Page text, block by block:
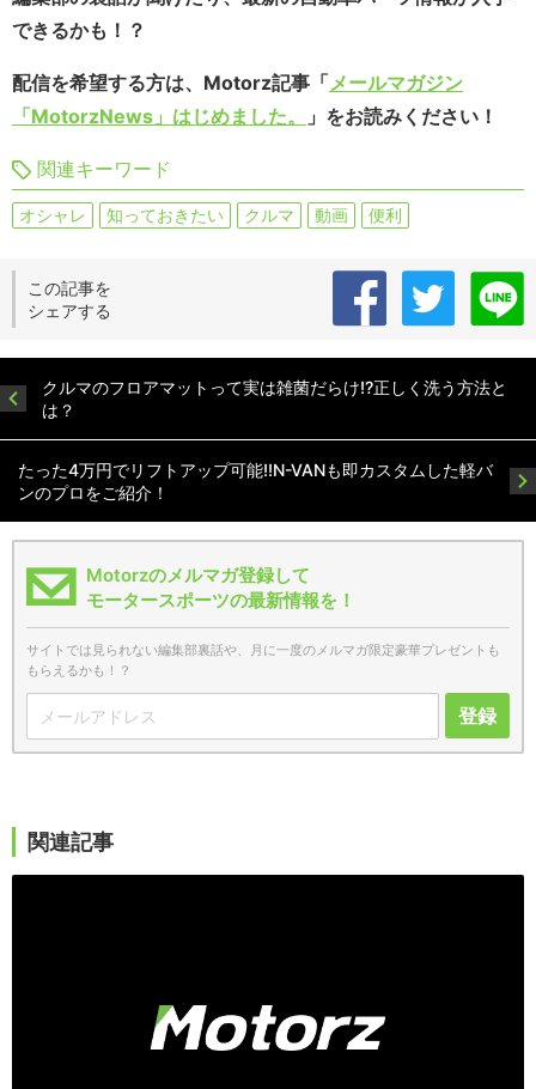
できるかも！？
配信を希望する方は、Motorz記事「 メールマガジン
「MotorzNews」はじめました。
」をお読みください！
関連キーワード
オシャレ 知っておきたい クルマ 動画 便利
この記事を
シェアする
クルマのフロアマットって実は雑菌だらけ!?正しく洗う方法と
は？
たった4万円でリフトアップ可能!!N-VANも即カスタムした軽バ
ンのプロをご紹介！
Motorzのメルマガ登録して
モータースポーツの最新情報を！
サイトでは見られない編集部裏話や、月に一度のメルマガ限定豪華プレゼントも
もらえるかも！？
登録
関連記事